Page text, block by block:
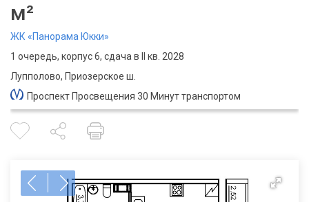
м²
ЖК «Панорама Юкки»
1 очередь, корпус 6, сдача в II кв. 2028
Лупполово, Приозерское ш.
Проспект Просвещения 30 Минут транспортом